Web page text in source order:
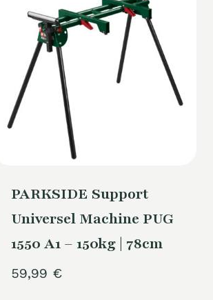
PARKSIDE Support
Universel Machine PUG
1550 A1 – 150kg | 78cm
59,99 €